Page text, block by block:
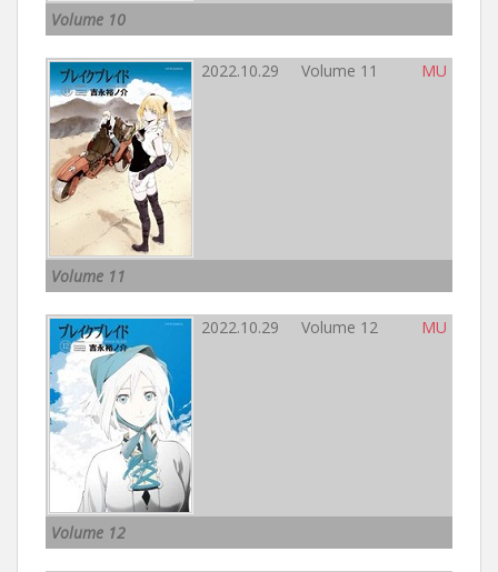
Volume 10
2022.10.29 Volume 11 MU
Volume 11
2022.10.29 Volume 12 MU
Volume 12